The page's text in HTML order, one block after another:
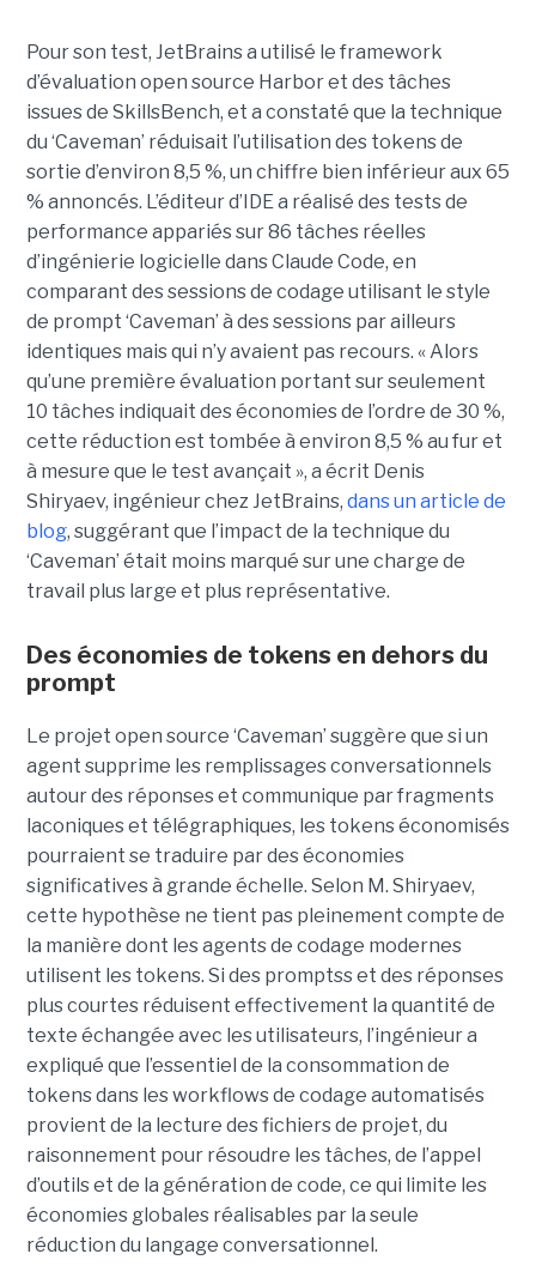
Pour son test, JetBrains a utilisé le framework
d’évaluation open source Harbor et des tâches
issues de SkillsBench, et a constaté que la technique
du ‘Caveman’ réduisait l’utilisation des tokens de
sortie d’environ 8,5 %, un chiffre bien inférieur aux 65
% annoncés. L’éditeur d’IDE a réalisé des tests de
performance appariés sur 86 tâches réelles
d’ingénierie logicielle dans Claude Code, en
comparant des sessions de codage utilisant le style
de prompt ‘Caveman’ à des sessions par ailleurs
identiques mais qui n’y avaient pas recours. « Alors
qu’une première évaluation portant sur seulement
10 tâches indiquait des économies de l’ordre de 30 %,
cette réduction est tombée à environ 8,5 % au fur et
à mesure que le test avançait », a écrit Denis
Shiryaev, ingénieur chez JetBrains, dans un article de
blog, suggérant que l’impact de la technique du
‘Caveman’ était moins marqué sur une charge de
travail plus large et plus représentative.
Des économies de tokens en dehors du
prompt
Le projet open source ‘Caveman’ suggère que si un
agent supprime les remplissages conversationnels
autour des réponses et communique par fragments
laconiques et télégraphiques, les tokens économisés
pourraient se traduire par des économies
significatives à grande échelle. Selon M. Shiryaev,
cette hypothèse ne tient pas pleinement compte de
la manière dont les agents de codage modernes
utilisent les tokens. Si des promptss et des réponses
plus courtes réduisent effectivement la quantité de
texte échangée avec les utilisateurs, l’ingénieur a
expliqué que l’essentiel de la consommation de
tokens dans les workflows de codage automatisés
provient de la lecture des fichiers de projet, du
raisonnement pour résoudre les tâches, de l’appel
d’outils et de la génération de code, ce qui limite les
économies globales réalisables par la seule
réduction du langage conversationnel.